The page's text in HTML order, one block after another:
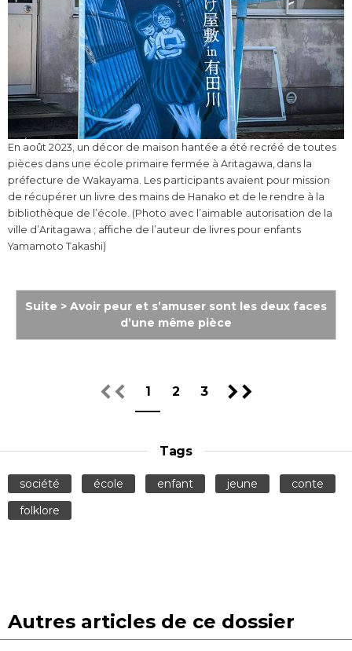
En août 2023, un décor de maison hantée a été recréé de toutes
pièces dans une école primaire fermée à Aritagawa, dans la
préfecture de Wakayama. Les participants avaient pour mission
de récupérer un livre des mains de Hanako et de le rendre à la
bibliothèque de l’école. (Photo avec l’aimable autorisation de la
ville d’Aritagawa ; affiche de l’auteur de livres pour enfants
Yamamoto Takashi)
Suite > Avoir peur et s’amuser sont les deux faces
d’une même pièce
1 2 3
Tags
société école enfant jeune
conte
folklore
Autres articles de ce dossier